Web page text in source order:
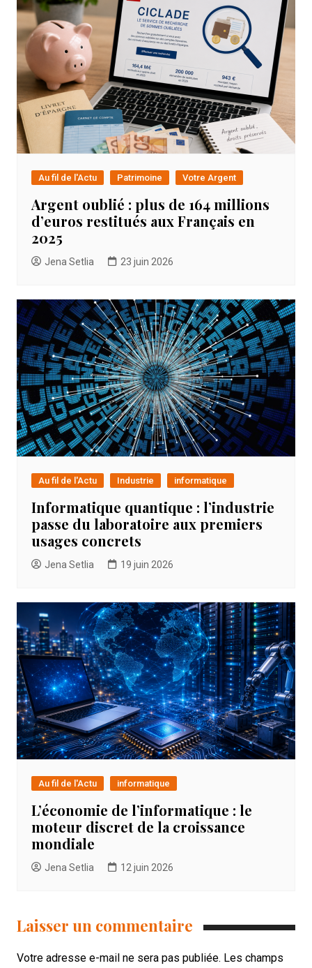
Au fil de l'Actu Patrimoine Votre Argent
Argent oublié : plus de 164 millions
d’euros restitués aux Français en
2025
Jena Setlia 23 juin 2026
Au fil de l'Actu Industrie informatique
Informatique quantique : l’industrie
passe du laboratoire aux premiers
usages concrets
Jena Setlia 19 juin 2026
Au fil de l'Actu informatique
L’économie de l’informatique : le
moteur discret de la croissance
mondiale
Jena Setlia 12 juin 2026
Laisser un commentaire
Votre adresse e-mail ne sera pas publiée. Les champs